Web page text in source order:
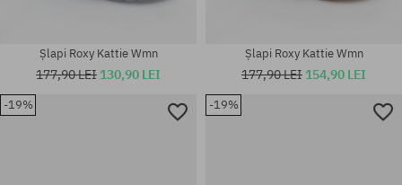
Șlapi Roxy Kattie Wmn
177,90 LEI 130,90 LEI
Șlapi Roxy Kattie Wmn
177,90 LEI 154,90 LEI
-19% -19%